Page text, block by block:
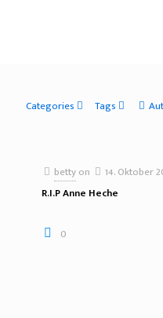
Categories Tags
bettyon
14. Oktober
R.I.P Anne Heche
0